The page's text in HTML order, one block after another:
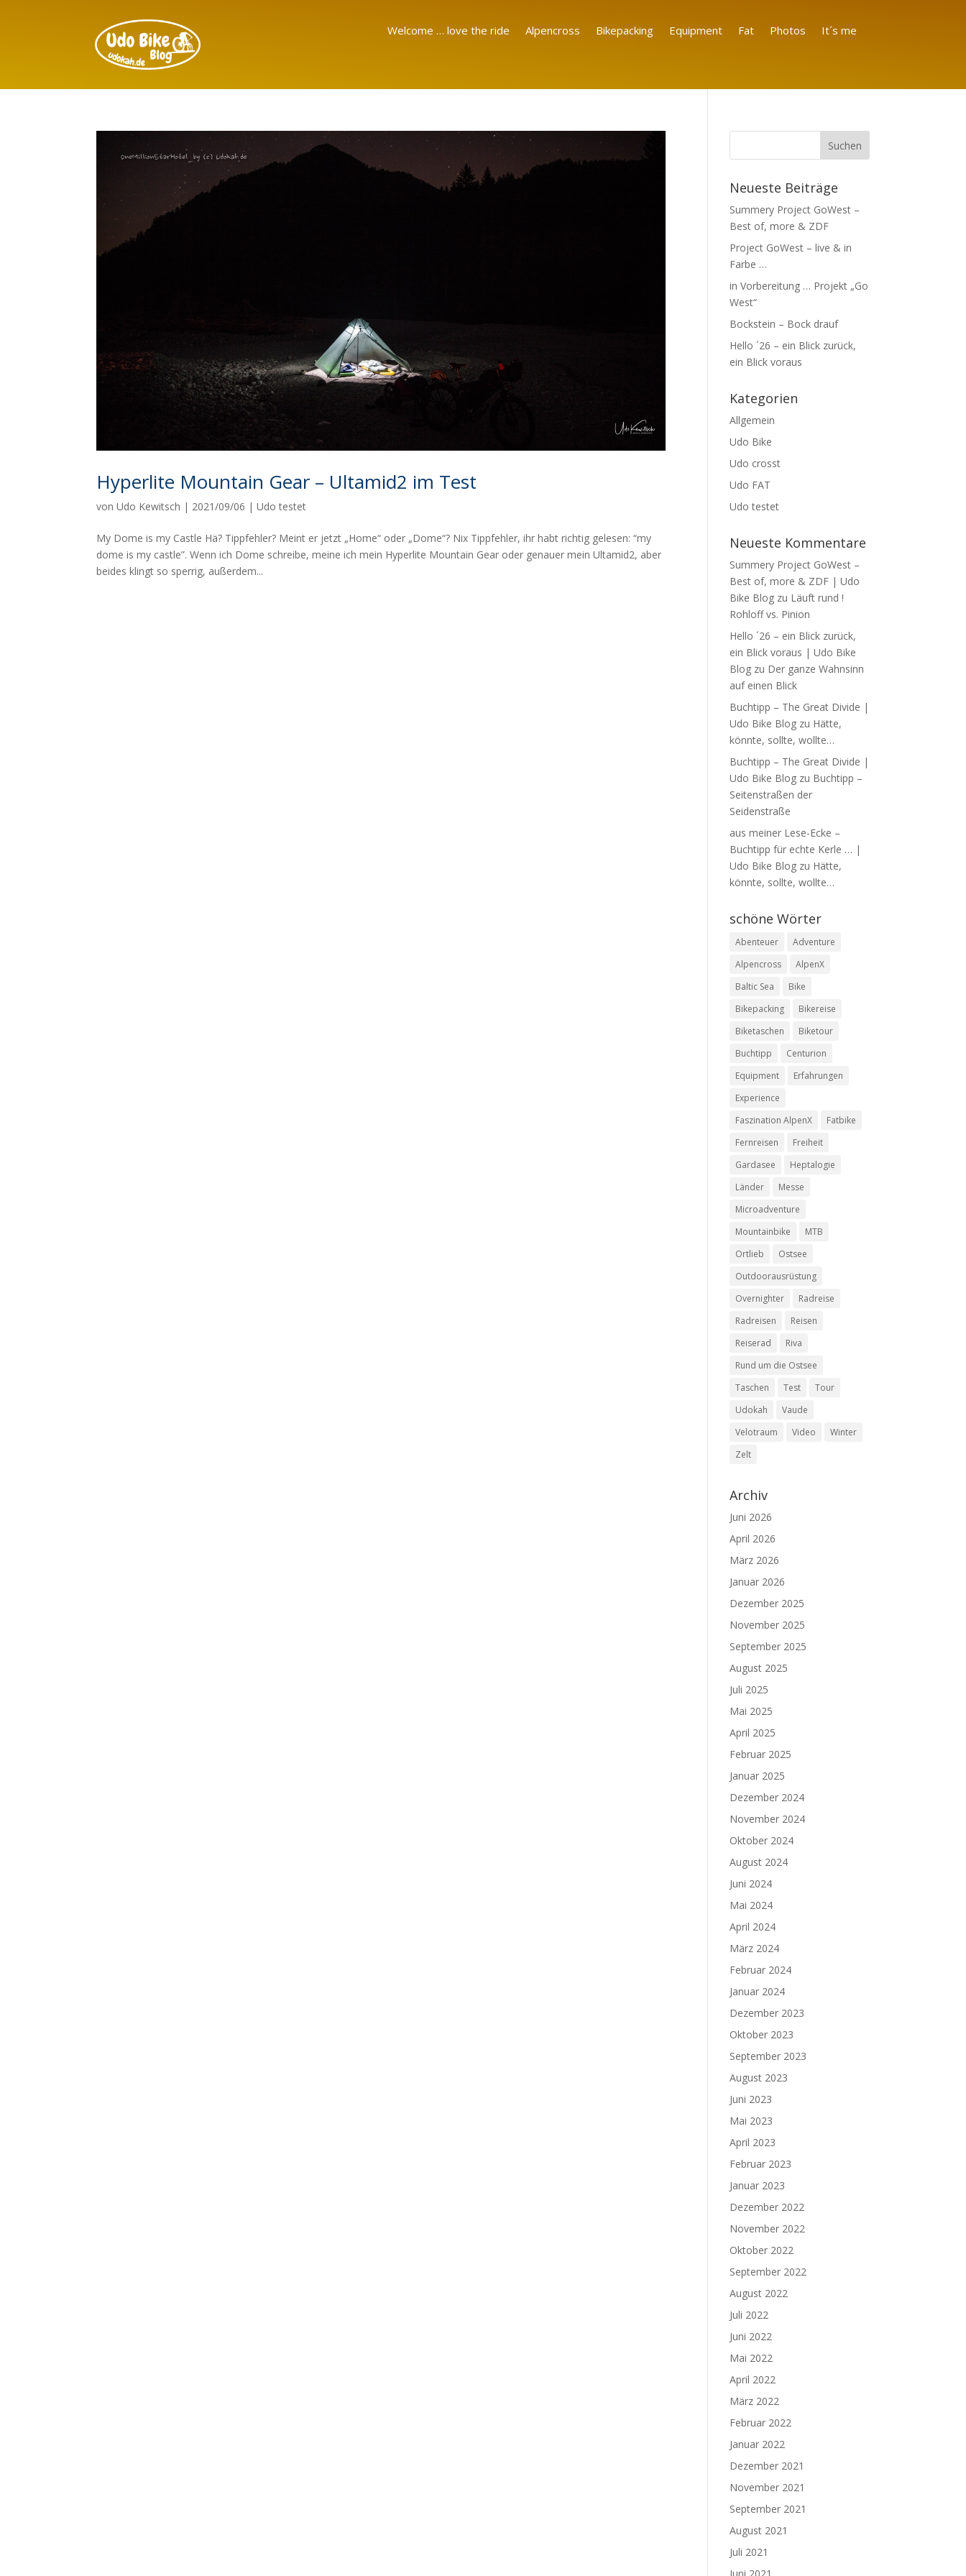
Welcome … love the ride Alpencross Bikepacking Equipment Fat Photos It´s me
Hyperlite Mountain Gear – Ultamid2 im Test
vonUdo Kewitsch | 2021/09/06 |Udo testet
My Dome is my Castle Hä? Tippfehler? Meint er jetzt „Home“ oder „Dome“? Nix Tippfehler, ihr habt richtig gelesen: “my
dome is my castle”. Wenn ich Dome schreibe, meine ich mein Hyperlite Mountain Gear oder genauer mein Ultamid2, aber
beides klingt so sperrig, außerdem...
Neueste Beiträge
Summery Project GoWest –
Best of, more & ZDF
Project GoWest – live & in
Farbe …
in Vorbereitung … Projekt „Go
West“
Bockstein – Bock drauf
Hello ´26 – ein Blick zurück,
ein Blick voraus
Kategorien
Allgemein
Udo Bike
Udo crosst
Udo FAT
Udo testet
Neueste Kommentare
Summery Project GoWest –
Best of, more & ZDF | Udo
Bike Blog zu Läuft rund !
Rohloff vs. Pinion
Hello ´26 – ein Blick zurück,
ein Blick voraus | Udo Bike
Blog zu Der ganze Wahnsinn
auf einen Blick
Buchtipp – The Great Divide |
Udo Bike Blog zu Hätte,
könnte, sollte, wollte…
Buchtipp – The Great Divide |
Udo Bike Blog zu Buchtipp –
Seitenstraßen der
Seidenstraße
aus meiner Lese-Ecke –
Buchtipp für echte Kerle … |
Udo Bike Blog zu Hätte,
könnte, sollte, wollte…
schöne Wörter
Abenteuer
Adventure
Alpencross
AlpenX
Baltic Sea
Bike
Bikepacking
Bikereise
Biketaschen
Biketour
Buchtipp
Centurion
Equipment
Erfahrungen
Experience
Faszination AlpenX
Fatbike
Fernreisen
Freiheit
Gardasee
Heptalogie
Länder
Messe
Microadventure
Mountainbike
MTB
Ortlieb
Ostsee
Outdoorausrüstung
Overnighter
Radreise
Radreisen
Reisen
Reiserad
Riva
Rund um die Ostsee
Taschen
Test
Tour
Udokah
Vaude
Velotraum
Video
Winter
Zelt
Archiv
Juni 2026
April 2026
März 2026
Januar 2026
Dezember 2025
November 2025
September 2025
August 2025
Juli 2025
Mai 2025
April 2025
Februar 2025
Januar 2025
Dezember 2024
November 2024
Oktober 2024
August 2024
Juni 2024
Mai 2024
April 2024
März 2024
Februar 2024
Januar 2024
Dezember 2023
Oktober 2023
September 2023
August 2023
Juni 2023
Mai 2023
April 2023
Februar 2023
Januar 2023
Dezember 2022
November 2022
Oktober 2022
September 2022
August 2022
Juli 2022
Juni 2022
Mai 2022
April 2022
März 2022
Februar 2022
Januar 2022
Dezember 2021
November 2021
September 2021
August 2021
Juli 2021